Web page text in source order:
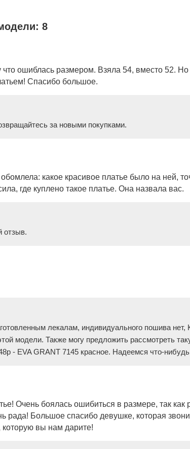
8
ошиблась размером. Взяла 54, вместо 52.
Спасибо большое.
за новыми покупками.
какое красивое платье было на ней,
где куплено такое платье. Она назвала вас.
отзыв.
лекалам, индивидуального пошива нет,
модели. Также могу предложить рассмотреть
- EVA GRANT 7145 красное. Надеемся что-
Очень боялась ошибиться в размере, так
рада! Большое спасибо девушке, которая
которую вы нам дарите!